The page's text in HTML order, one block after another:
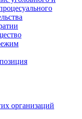
организаций